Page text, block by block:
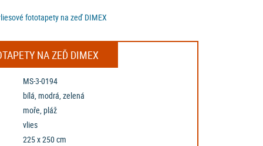
fototapety na zeď DIMEX
NA ZEĎ DIMEX
MS-3-0194
bílá, modrá, zelená
moře, pláž
vlies
225 x 250 cm